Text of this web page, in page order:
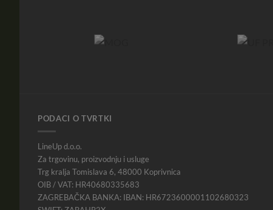
PODACI O TVRTKI
LineUp d.o.o.
Za trgovinu, proizvodnju i usluge
Trg kralja Tomislava 6, 48000 Koprivnica
OIB / VAT: HR40680335683
ZAGREBAČKA BANKA: IBAN: HR6723600001102680323